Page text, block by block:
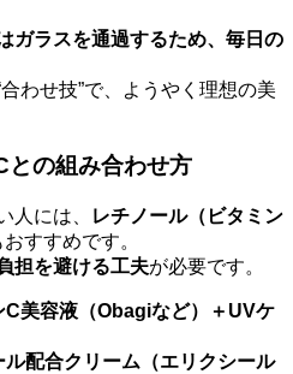
ガラスを通過するため、毎日の
わせ技”で、ようやく理想の美
との組み合わせ方
人には、
レチノール（ビタミン
おすすめです。
担を避ける工夫が必要です。
美容液（Obagiなど）＋UVケ
配合クリーム（エリクシール